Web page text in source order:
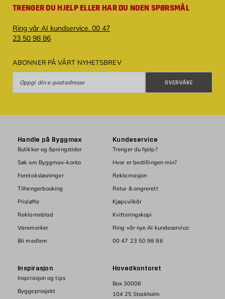
TRENGER DU HJELP ELLER HAR DU NOEN SPØRSMÅL
Ring vår AI kundservice. 00 47
23 50 98 86
ABONNER PÅ VÅRT NYHETSBREV
OVERVÅKE
Hovedkontoret
Box 30006
104 25 Stockholm
Handle på Byggmax
Butikker og åpningstider
Søk om Byggmax-konto
Foretaksløsninger
Tilhengerbooking
Prisløfte
Reklameblad
Varemerker
Bli medlem
Kundeservice
Trenger du hjelp?
Hvor er bestillingen min?
Reklamasjon
Retur & angrerett
Kjøpsvilkår
Kvitteringskopi
Ring vår nye AI kundeservice:
00 47 23 50 98 86
Inspirasjon
Inspirasjon og tips
Byggeprosjekt